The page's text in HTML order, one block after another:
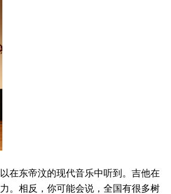
东帝汶的现代音乐中听到。吉他在
。相反，你可能会说，全国有很多树